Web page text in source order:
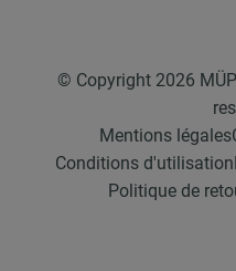
© Copyright 2026
Mentions légales
Conditions d'utilisation
Politique de